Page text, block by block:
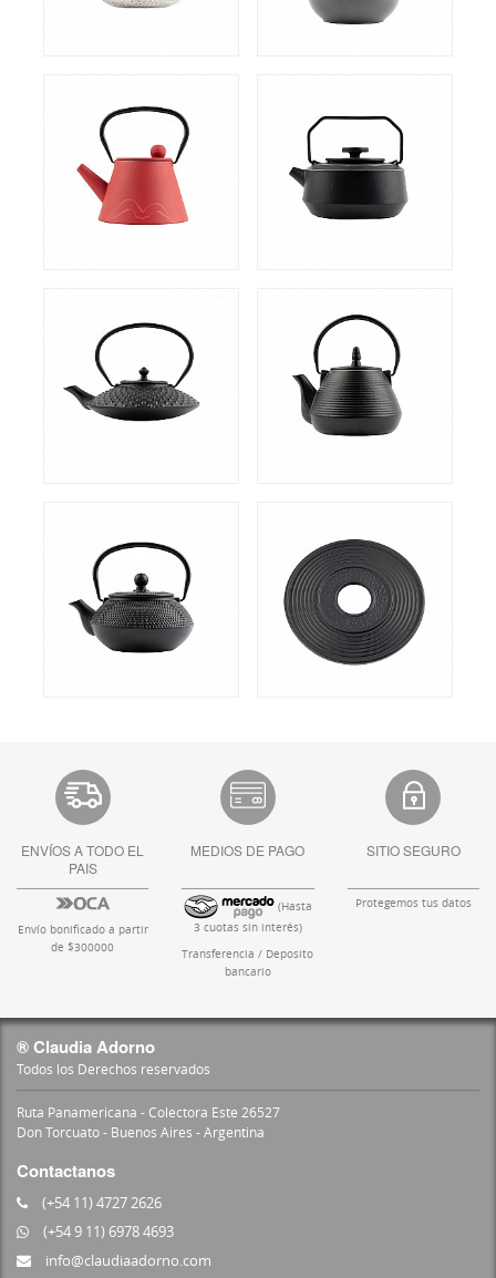
ENVÍOS A TODO EL
PAIS
Envío bonificado a partir
de $300000
MEDIOS DE PAGO
(Hasta
3 cuotas sin interés)
Transferencia / Deposito
bancario
SITIO SEGURO
Protegemos tus datos
® Claudia Adorno
Todos los Derechos reservados
Ruta Panamericana - Colectora Este 26527
Don Torcuato - Buenos Aires - Argentina
Contactanos
(+54 11) 4727 2626
(+54 9 11) 6978 4693
info@claudiaadorno.com